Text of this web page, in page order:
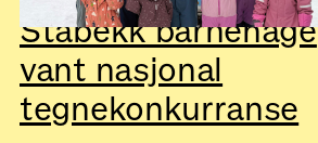
Stabekk barnehage
vant nasjonal
tegnekonkurranse